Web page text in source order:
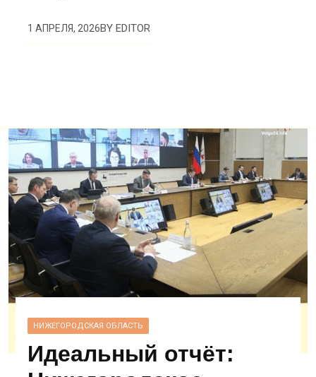
1 АПРЕЛЯ, 2026BYEDITOR
НИЖЕГОРОДСКАЯ ОБЛАСТЬ
Идеальный отчёт: